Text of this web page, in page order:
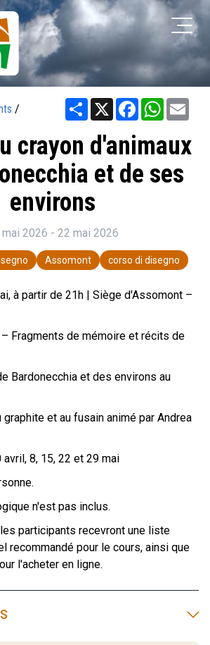
/ Share X Facebook
crayon d'animaux
et de ses
environs
mai 2026 - 22 mai 2026
Assomont corso di disegno
à partir de 21h | Siège d'Assomont –
– Fragments de mémoire et récits de
Bardonecchia et des environs au
et au fusain animé par Andrea
8, 15, 22 et 29 mai
n'est pas inclus.
participants recevront une liste
recommandé pour le cours, ainsi que
l'acheter en ligne.